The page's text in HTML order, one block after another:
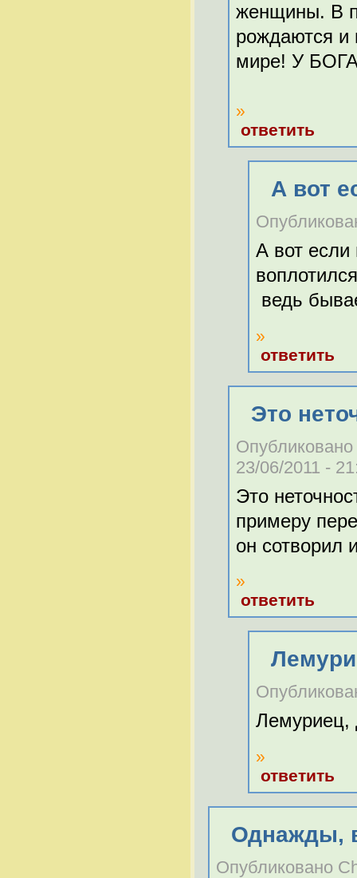
женщины. В
рождаются и
мире! У
»
ответить
А вот
А вот если
ведь
»
ответить
Это
23/06/2011 -
Это
примеру
он сотворил
»
ответить
Лемуриец,
»
ответить
Однажды,
Опубликовано